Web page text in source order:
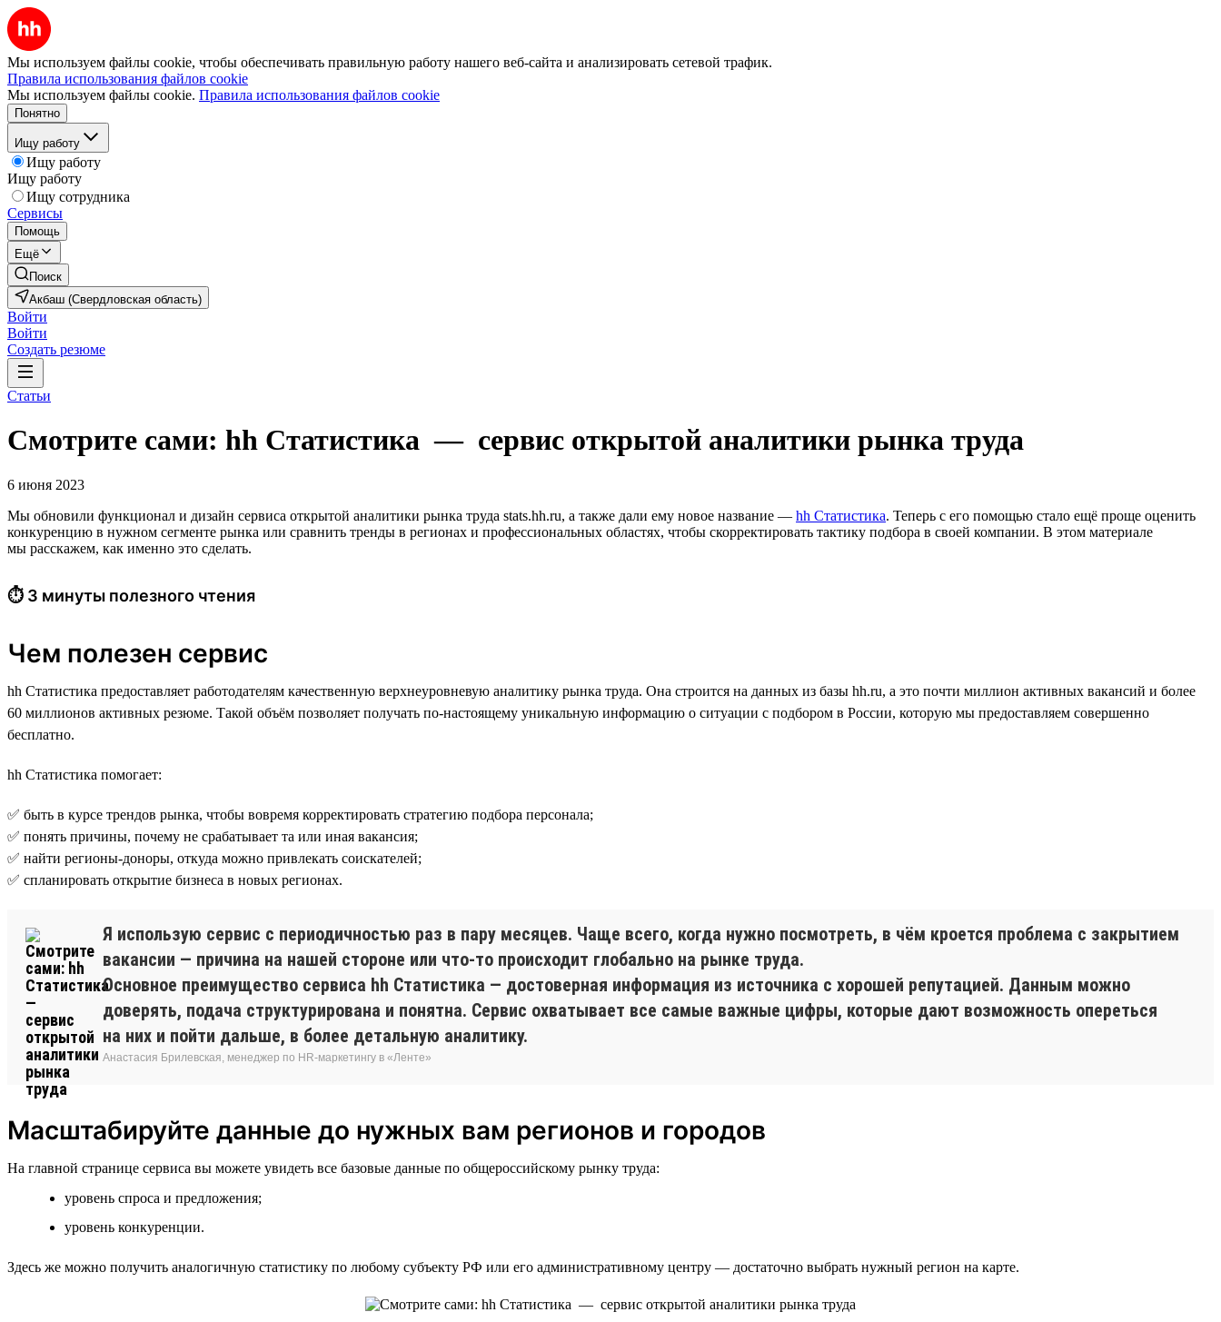
Мы используем файлы cookie, чтобы обеспечивать правильную работу нашего веб-сайта и анализировать сетевой трафик.
Правила использования файлов cookie
Мы используем файлы cookie. Правила использования файлов cookie
Понятно
Ищу работу
Ищу работу
Ищу работу
Ищу сотрудника
Сервисы
Помощь
Ещё
Поиск
Акбаш (Свердловская область)
Войти
Войти
Создать резюме
Статьи
Смотрите сами: hh Cтатистика — сервис открытой аналитики рынка труда
6 июня 2023
Мы обновили функционал и дизайн сервиса открытой аналитики рынка труда stats.hh.ru, а также дали ему новое название — hh Cтатистика. Теперь с его помощью стало ещё проще оценить
конкуренцию в нужном сегменте рынка или сравнить тренды в регионах и профессиональных областях, чтобы скорректировать тактику подбора в своей компании. В этом материале
мы расскажем, как именно это сделать.
⏱ 3 минуты полезного чтения
Чем полезен сервис
hh Статистика предоставляет работодателям качественную верхнеуровневую аналитику рынка труда. Она строится на данных из базы hh.ru, а это почти миллион активных вакансий и более
60 миллионов активных резюме. Такой объём позволяет получать по-настоящему уникальную информацию о ситуации с подбором в России, которую мы предоставляем совершенно
бесплатно.
hh Статистика помогает:
✅ быть в курсе трендов рынка, чтобы вовремя корректировать стратегию подбора персонала;
✅ понять причины, почему не срабатывает та или иная вакансия;
✅ найти регионы-доноры, откуда можно привлекать соискателей;
✅ спланировать открытие бизнеса в новых регионах.
Я использую сервис с периодичностью раз в пару месяцев. Чаще всего, когда нужно посмотреть, в чём кроется проблема с закрытием
вакансии — причина на нашей стороне или что-то происходит глобально на рынке труда.
Основное преимущество сервиса hh Cтатистика — достоверная информация из источника с хорошей репутацией. Данным можно
доверять, подача структурирована и понятна. Сервис охватывает все самые важные цифры, которые дают возможность опереться
на них и пойти дальше, в более детальную аналитику.
Анастасия Брилевская, менеджер по HR-маркетингу в «Ленте»
Масштабируйте данные до нужных вам регионов и городов
На главной странице сервиса вы можете увидеть все базовые данные по общероссийскому рынку труда:
уровень спроса и предложения;
уровень конкуренции.
Здесь же можно получить аналогичную статистику по любому субъекту РФ или его административному центру — достаточно выбрать нужный регион на карте.